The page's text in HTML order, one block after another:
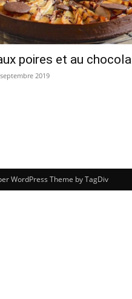
poires et au
2019
WordPress Theme by TagDiv